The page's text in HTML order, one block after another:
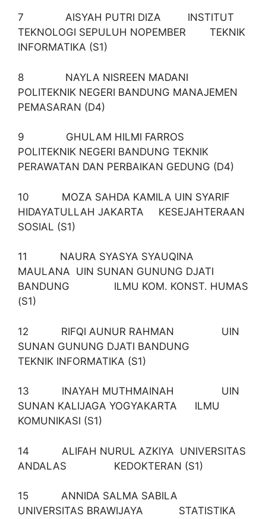
7 AISYAH PUTRI DIZA INSTITUT
TEKNOLOGI SEPULUH NOPEMBER TEKNIK
INFORMATIKA (S1)
8 NAYLA NISREEN MADANI
POLITEKNIK NEGERI BANDUNG MANAJEMEN
PEMASARAN (D4)
9 GHULAM HILMI FARROS
POLITEKNIK NEGERI BANDUNG TEKNIK
PERAWATAN DAN PERBAIKAN GEDUNG (D4)
10 MOZA SAHDA KAMILA UIN SYARIF
HIDAYATULLAH JAKARTA KESEJAHTERAAN
SOSIAL (S1)
11 NAURA SYASYA SYAUQINA
MAULANA UIN SUNAN GUNUNG DJATI
BANDUNG ILMU KOM. KONST. HUMAS
(S1)
12 RIFQI AUNUR RAHMAN UIN
SUNAN GUNUNG DJATI BANDUNG
TEKNIK INFORMATIKA (S1)
13 INAYAH MUTHMAINAH UIN
SUNAN KALIJAGA YOGYAKARTA ILMU
KOMUNIKASI (S1)
14 ALIFAH NURUL AZKIYA UNIVERSITAS
ANDALAS KEDOKTERAN (S1)
15 ANNIDA SALMA SABILA
UNIVERSITAS BRAWIJAYA STATISTIKA